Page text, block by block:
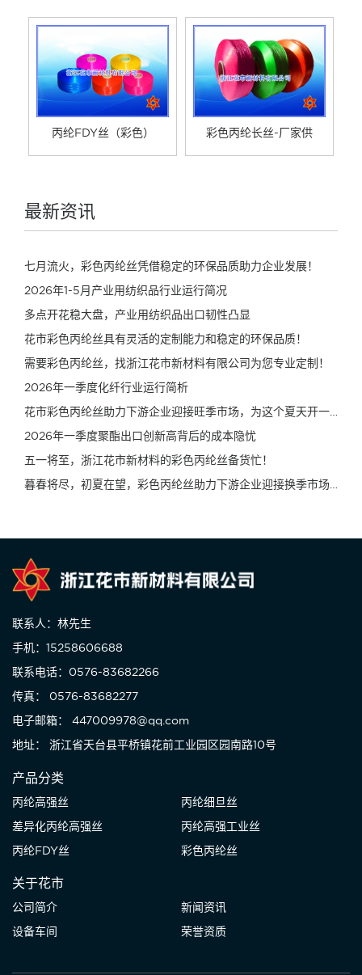
丙纶FDY丝（彩色） 彩色丙纶长丝-厂家供
最新资讯
七月流火，彩色丙纶丝凭借稳定的环保品质助力企业发展！
2026年1-5月产业用纺织品行业运行简况
多点开花稳大盘，产业用纺织品出口韧性凸显
花市彩色丙纶丝具有灵活的定制能力和稳定的环保品质！
需要彩色丙纶丝，找浙江花市新材料有限公司为您专业定制！
2026年一季度化纤行业运行简析
花市彩色丙纶丝助力下游企业迎接旺季市场，为这个夏天开一个好头！
2026年一季度聚酯出口创新高背后的成本隐忧
五一将至，浙江花市新材料的彩色丙纶丝备货忙！
暮春将尽，初夏在望，彩色丙纶丝助力下游企业迎接换季市场！
联系人：林先生
手机：15258606688
联系电话：0576-83682266
传真： 0576-83682277
电子邮箱： 447009978@qq.com
地址： 浙江省天台县平桥镇花前工业园区园南路10号
产品分类
丙纶高强丝
丙纶细旦丝
差异化丙纶高强丝
丙纶高强工业丝
丙纶FDY丝
彩色丙纶丝
关于花市
公司简介
新闻资讯
设备车间
荣誉资质